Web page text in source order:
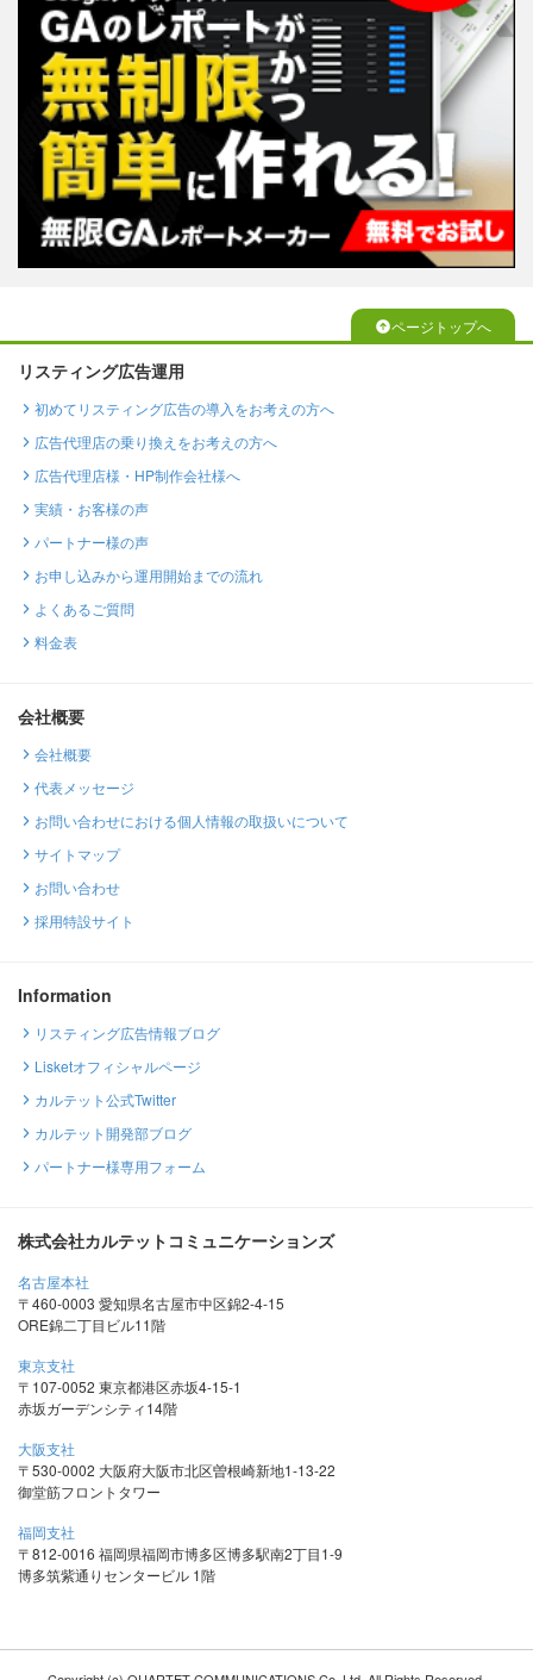
ページトップへ
リスティング広告運用
初めてリスティング広告の導入をお考えの方へ
広告代理店の乗り換えをお考えの方へ
広告代理店様・HP制作会社様へ
実績・お客様の声
パートナー様の声
お申し込みから運用開始までの流れ
よくあるご質問
料金表
会社概要
会社概要
代表メッセージ
お問い合わせにおける個人情報の取扱いについて
サイトマップ
お問い合わせ
採用特設サイト
Information
リスティング広告情報ブログ
Lisketオフィシャルページ
カルテット公式Twitter
カルテット開発部ブログ
パートナー様専用フォーム
株式会社カルテットコミュニケーションズ
名古屋本社
〒460-0003 愛知県名古屋市中区錦2-4-15
ORE錦二丁目ビル11階
東京支社
〒107-0052 東京都港区赤坂4-15-1
赤坂ガーデンシティ14階
大阪支社
〒530-0002 大阪府大阪市北区曽根崎新地1-13-22
御堂筋フロントタワー
福岡支社
〒812-0016 福岡県福岡市博多区博多駅南2丁目1-9
博多筑紫通りセンタービル 1階